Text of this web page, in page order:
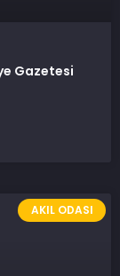
Gazetesi
AKIL ODASI